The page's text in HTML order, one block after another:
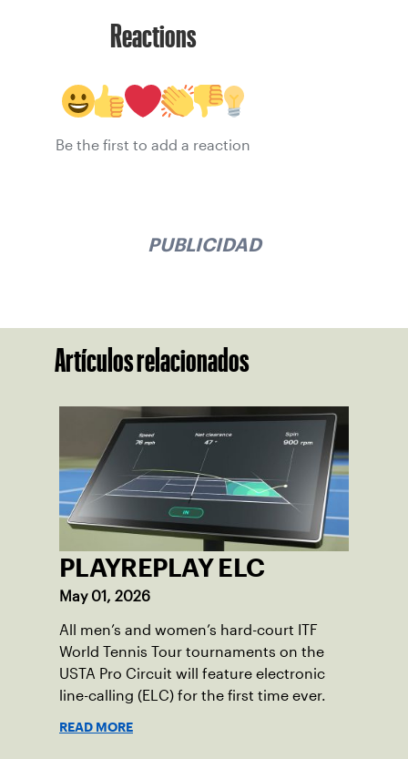
Reactions
Be the first to add a reaction
PUBLICIDAD
Artículos relacionados
PLAYREPLAY ELC
May 01, 2026
All men’s and women’s hard-court ITF
World Tennis Tour tournaments on the
USTA Pro Circuit will feature electronic
line-calling (ELC) for the first time ever.
READ MORE